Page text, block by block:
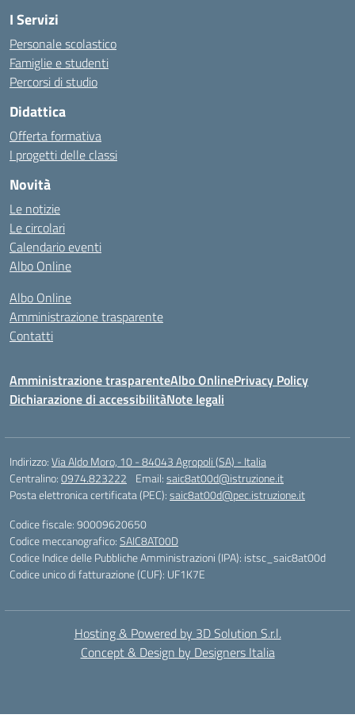
I Servizi
Personale scolastico
Famiglie e studenti
Percorsi di studio
Didattica
Offerta formativa
I progetti delle classi
Novità
Le notizie
Le circolari
Calendario eventi
Albo Online
Albo Online
Amministrazione trasparente
Contatti
Amministrazione trasparenteAlbo OnlinePrivacy Policy
Dichiarazione di accessibilitàNote legali
Indirizzo:Via Aldo Moro, 10 - 84043 Agropoli (SA) - Italia
Centralino:0974.823222 Email:saic8at00d@istruzione.it
Posta elettronica certificata (PEC):saic8at00d@pec.istruzione.it
Codice fiscale: 90009620650
Codice meccanografico:SAIC8AT00D
Codice Indice delle Pubbliche Amministrazioni (IPA): istsc_saic8at00d
Codice unico di fatturazione (CUF): UF1K7E
Hosting & Powered by 3D Solution S.r.l.
Concept & Design by Designers Italia